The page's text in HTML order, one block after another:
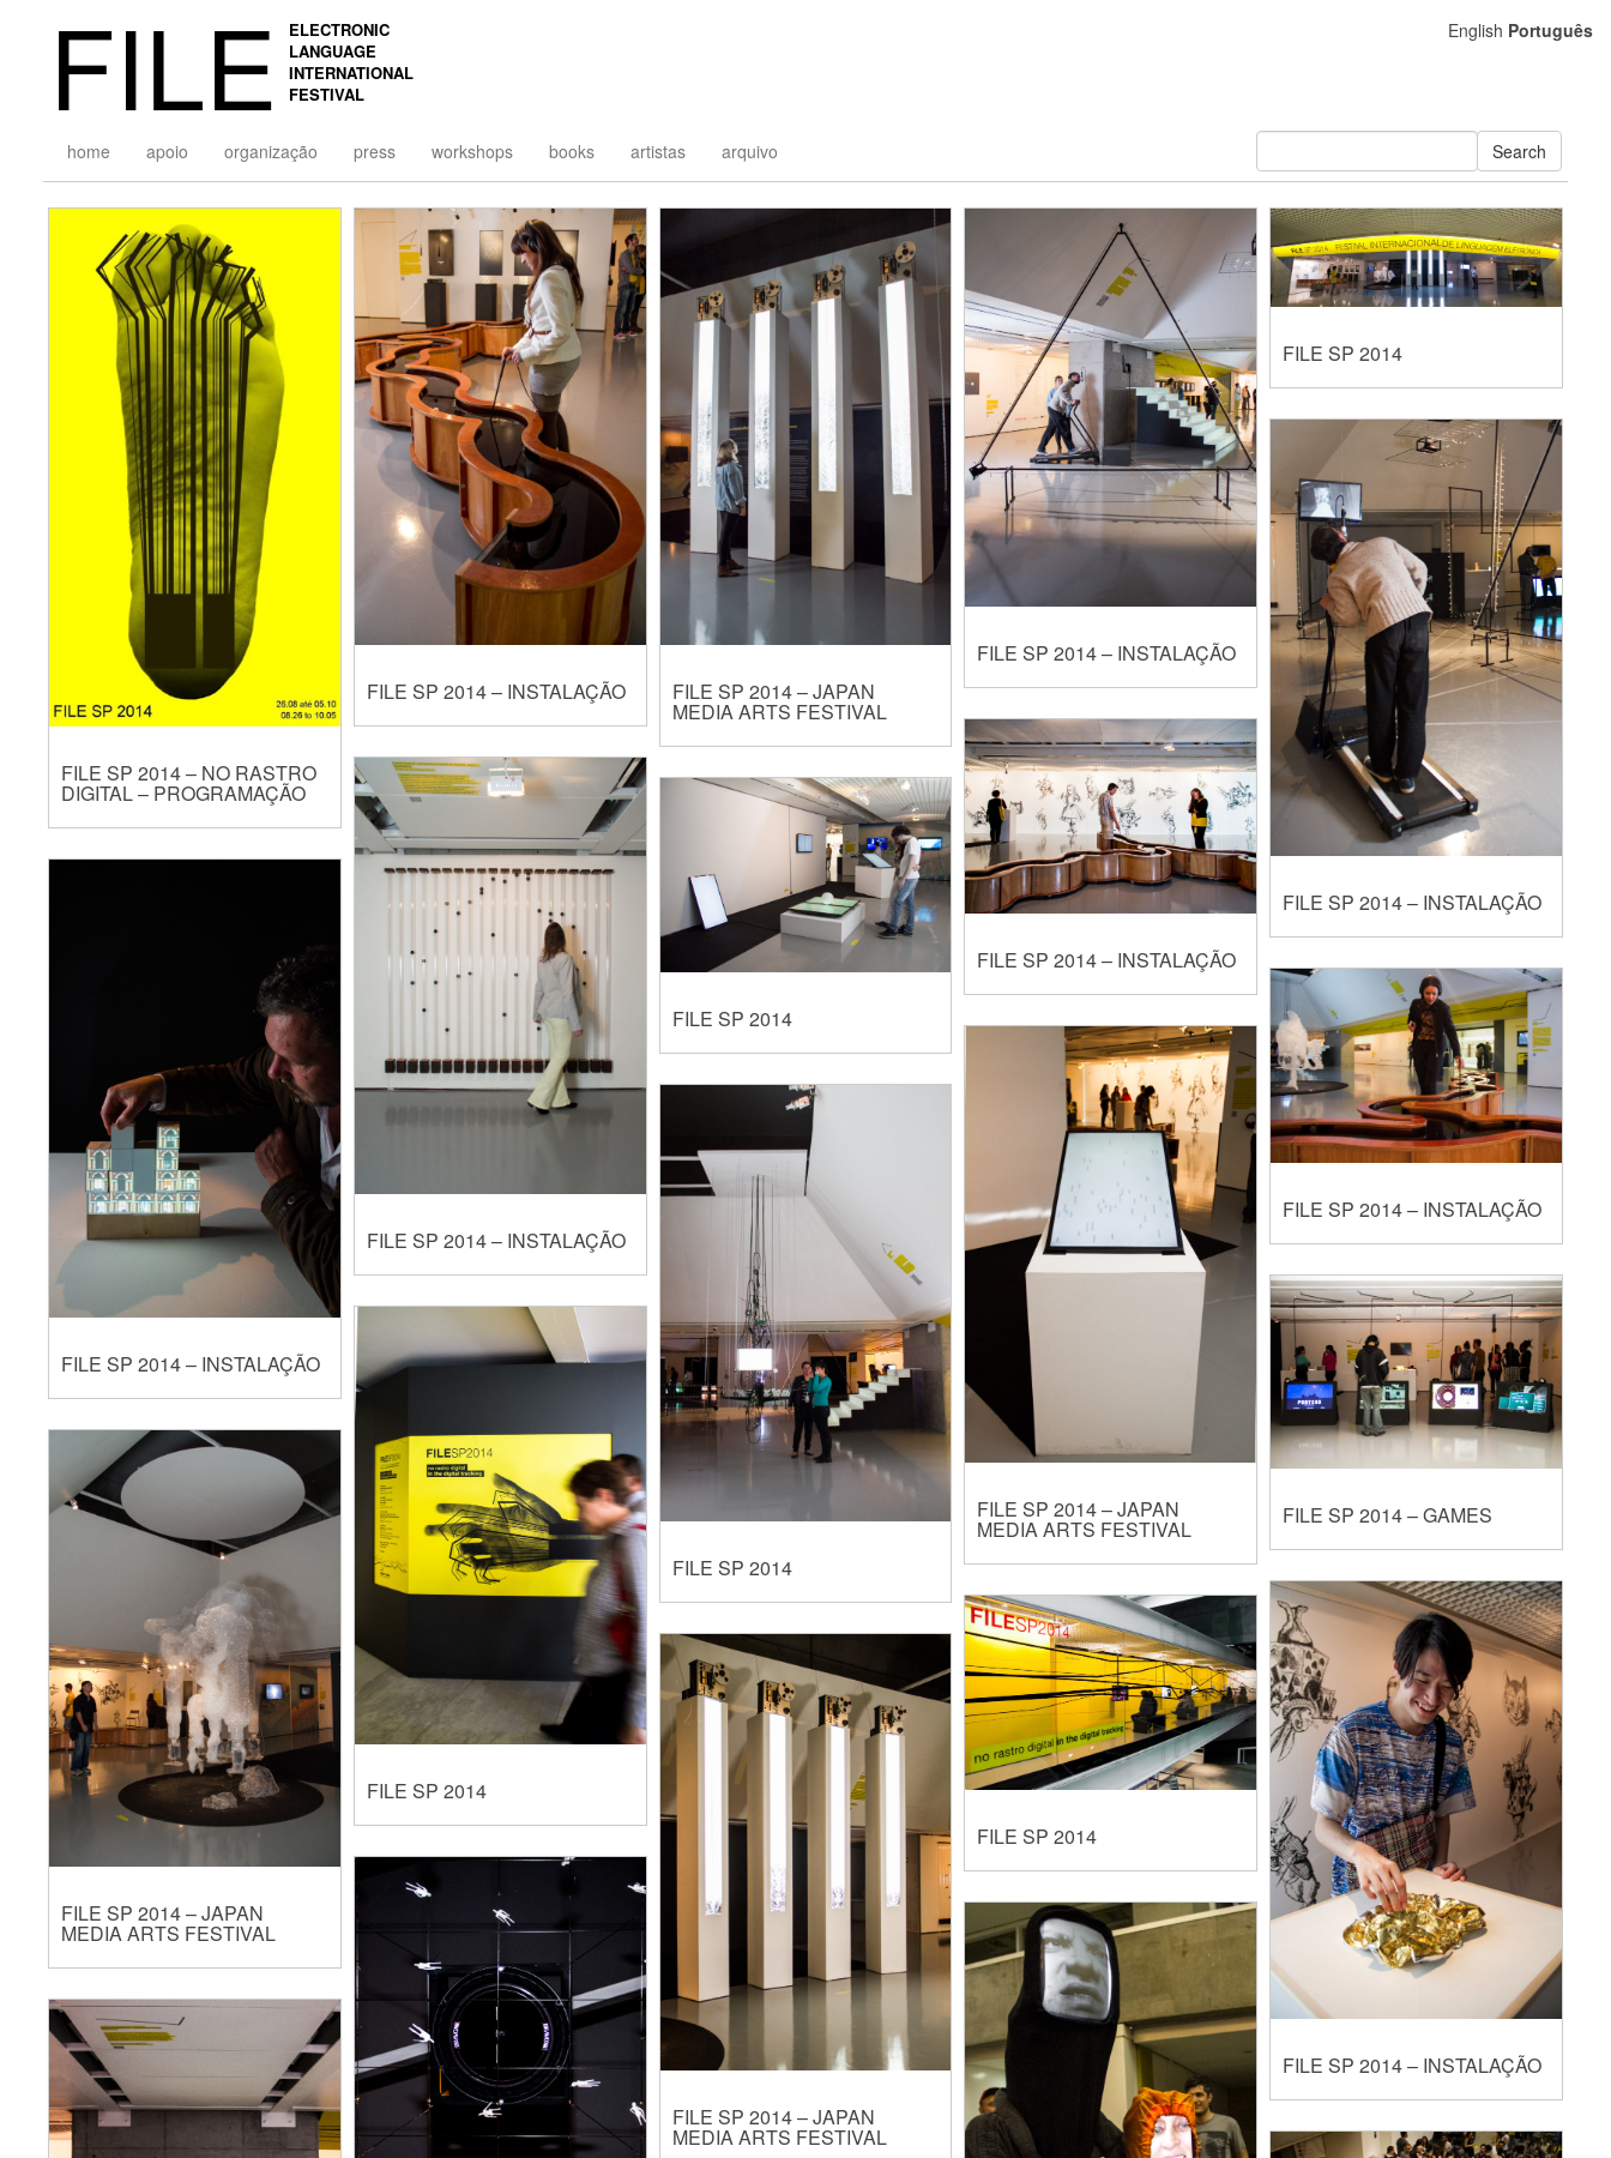
FILE
ELECTRONIC
LANGUAGE
INTERNATIONAL
FESTIVAL
home apoio organização press workshops books artistas arquivo Search
FILE SP 2014 – NO RASTRO
DIGITAL – PROGRAMAÇÃO
FILE SP 2014 – INSTALAÇÃO FILE SP 2014 – JAPAN
MEDIA ARTS FESTIVAL
FILE SP 2014 – INSTALAÇÃO
FILE SP 2014
FILE SP 2014 – INSTALAÇÃO
FILE SP 2014 – INSTALAÇÃO
FILE SP 2014
FILE SP 2014 – INSTALAÇÃO
FILE SP 2014 – INSTALAÇÃO
FILE SP 2014 – JAPAN
MEDIA ARTS FESTIVAL
FILE SP 2014
FILE SP 2014
FILE SP 2014 – JAPAN
MEDIA ARTS FESTIVAL
FILE SP 2014 – INSTALAÇÃO
FILE SP 2014 – JAPAN
MEDIA ARTS FESTIVAL
FILE SP 2014
FILE SP 2014 – GAMES
FILE SP 2014 – INSTALAÇÃO
English Português